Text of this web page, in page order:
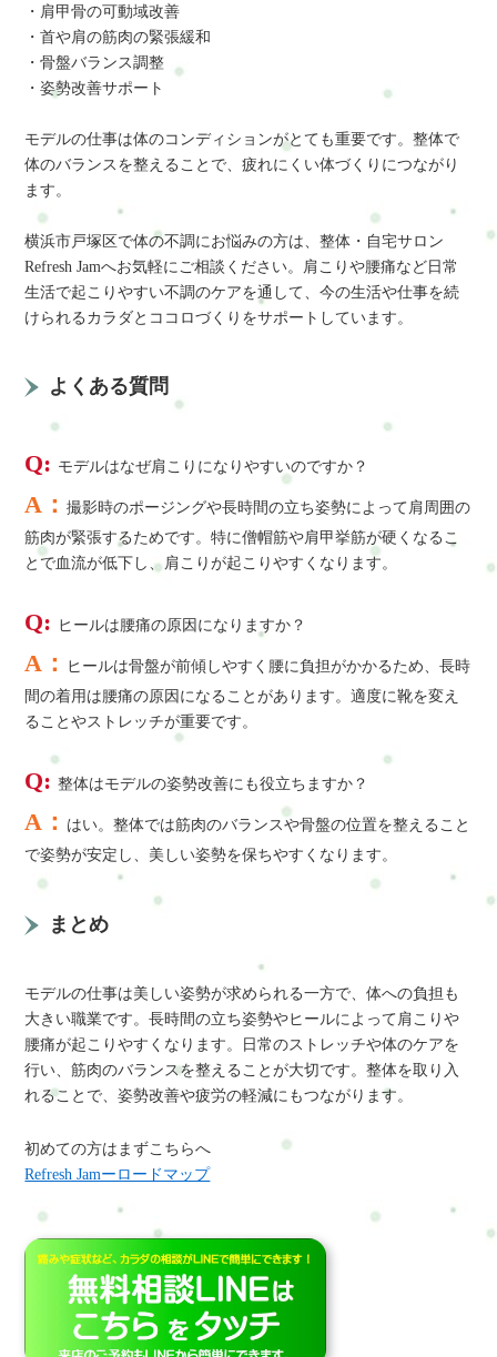
・肩甲骨の可動域改善
・首や肩の筋肉の緊張緩和
・骨盤バランス調整
・姿勢改善サポート
モデルの仕事は体のコンディションがとても重要です。整体で
体のバランスを整えることで、疲れにくい体づくりにつながり
ます。
横浜市戸塚区で体の不調にお悩みの方は、整体・自宅サロン
Refresh Jamへお気軽にご相談ください。肩こりや腰痛など日常
生活で起こりやすい不調のケアを通して、今の生活や仕事を続
けられるカラダとココロづくりをサポートしています。
よくある質問
Q: モデルはなぜ肩こりになりやすいのですか？
A：撮影時のポージングや長時間の立ち姿勢によって肩周囲の
筋肉が緊張するためです。特に僧帽筋や肩甲挙筋が硬くなるこ
とで血流が低下し、肩こりが起こりやすくなります。
Q: ヒールは腰痛の原因になりますか？
A：
ヒールは骨盤が前傾しやすく腰に負担がかかるため、長時
間の着用は腰痛の原因になることがあります。適度に靴を変え
ることやストレッチが重要です。
Q:整体はモデルの姿勢改善にも役立ちますか？
A： はい。整体では筋肉のバランスや骨盤の位置を整えること
で姿勢が安定し、美しい姿勢を保ちやすくなります。
まとめ
モデルの仕事は美しい姿勢が求められる一方で、体への負担も
大きい職業です。長時間の立ち姿勢やヒールによって肩こりや
腰痛が起こりやすくなります。日常のストレッチや体のケアを
行い、筋肉のバランスを整えることが大切です。整体を取り入
れることで、姿勢改善や疲労の軽減にもつながります。
初めての方はまずこちらへ
Refresh Jamーロードマップ